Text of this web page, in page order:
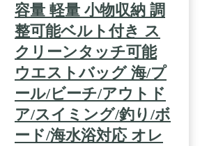
容量 軽量 小物収納 調
整可能ベルト付き ス
クリーンタッチ可能
ウエストバッグ 海/プ
ール/ビーチ/アウトド
ア/スイミング/釣り/ボ
ード/海水浴対応 オレ